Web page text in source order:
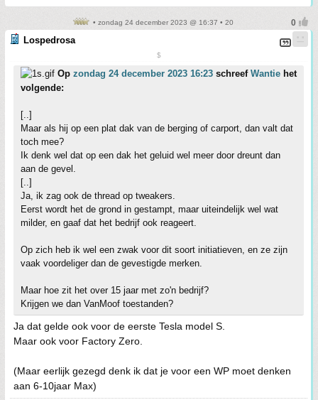
• zondag 24 december 2023 @ 16:37 • 20
Lospedrosa
$
Op zondag 24 december 2023 16:23 schreef Wantie het
volgende:
[..]
Maar als hij op een plat dak van de berging of carport, dan valt dat
toch mee?
Ik denk wel dat op een dak het geluid wel meer door dreunt dan
aan de gevel.
[..]
Ja, ik zag ook de thread op tweakers.
Eerst wordt het de grond in gestampt, maar uiteindelijk wel wat
milder, en gaaf dat het bedrijf ook reageert.
Op zich heb ik wel een zwak voor dit soort initiatieven, en ze zijn
vaak voordeliger dan de gevestigde merken.
Maar hoe zit het over 15 jaar met zo'n bedrijf?
Krijgen we dan VanMoof toestanden?
Ja dat gelde ook voor de eerste Tesla model S.
Maar ook voor Factory Zero.
(Maar eerlijk gezegd denk ik dat je voor een WP moet denken
aan 6-10jaar Max)